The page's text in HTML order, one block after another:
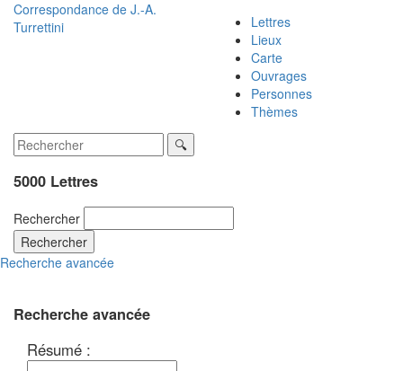
Correspondance de J.-A.
Turrettini
Lettres
Lieux
Carte
Ouvrages
Personnes
Thèmes
5000 Lettres
Rechercher
Rechercher
Recherche avancée
Recherche avancée
Résumé :